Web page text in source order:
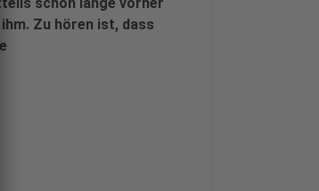
Zu hören ist, dass